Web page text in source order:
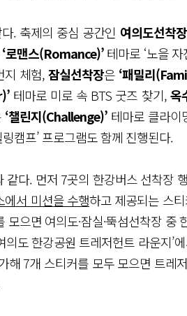
. 축제의 중심 공간인 여의도선착장
‘로맨스(Romance)’테마로 ‘노을 자
지 체험,잠실선착장은 ‘패밀리
테마로 미로 속 BTS 굿즈 찾기,옥
‘챌린지(Challenge)’ 테마로 클라이
링캠프’ 프로그램도 함께 진행된다.
같다. 먼저 7곳의 한강버스 선착장
에서 미션을 수행하고 제공되는 스
으면 여의도·잠실·뚝섬선착장 중
의도 한강공원 트레저헌트 라운지’
해 7개 스티커를 모두 모으면 트레